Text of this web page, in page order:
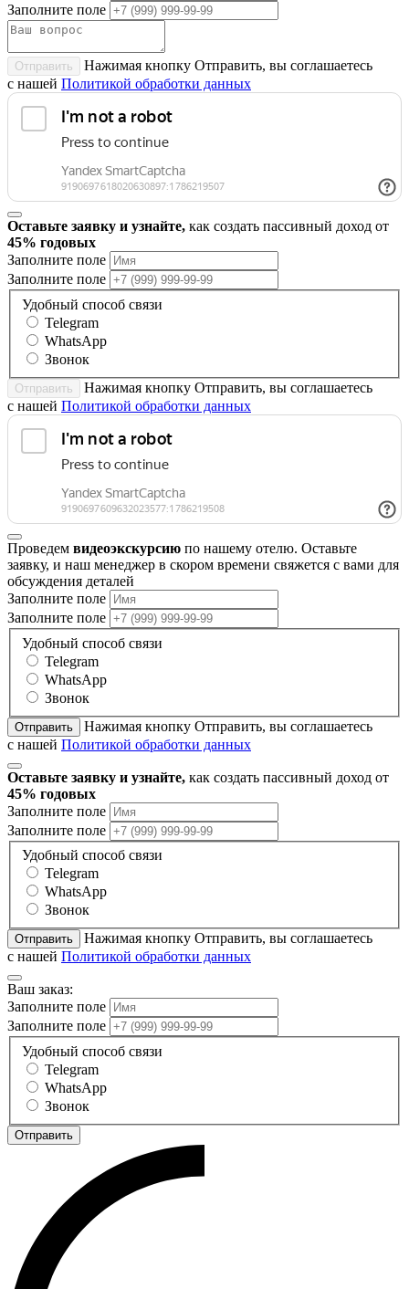
Заполните поле
Отправить
Нажимая кнопку Отправить, вы соглашаетесь
с нашей Политикой обработки данных
Оставьте заявку и узнайте, как создать пассивный доход от
45% годовых
Заполните поле
Заполните поле
Удобный способ связи
Telegram
WhatsApp
Звонок
Отправить
Нажимая кнопку Отправить, вы соглашаетесь
с нашей Политикой обработки данных
Проведем видеоэкскурсию по нашему отелю. Оставьте
заявку, и наш менеджер в скором времени свяжется с вами для
обсуждения деталей
Заполните поле
Заполните поле
Удобный способ связи
Telegram
WhatsApp
Звонок
Отправить
Нажимая кнопку Отправить, вы соглашаетесь
с нашей Политикой обработки данных
Оставьте заявку и узнайте, как создать пассивный доход от
45% годовых
Заполните поле
Заполните поле
Удобный способ связи
Telegram
WhatsApp
Звонок
Отправить
Нажимая кнопку Отправить, вы соглашаетесь
с нашей Политикой обработки данных
Ваш заказ:
Заполните поле
Заполните поле
Удобный способ связи
Telegram
WhatsApp
Звонок
Отправить